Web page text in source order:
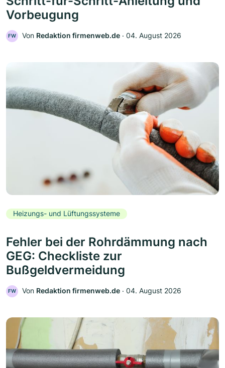
Vorbeugung
FW Von Redaktion firmenweb.de ‧ 04. August 2026
Heizungs- und Lüftungssysteme
Fehler bei der Rohrdämmung nach
GEG: Checkliste zur
Bußgeldvermeidung
FW Von Redaktion firmenweb.de ‧ 04. August 2026